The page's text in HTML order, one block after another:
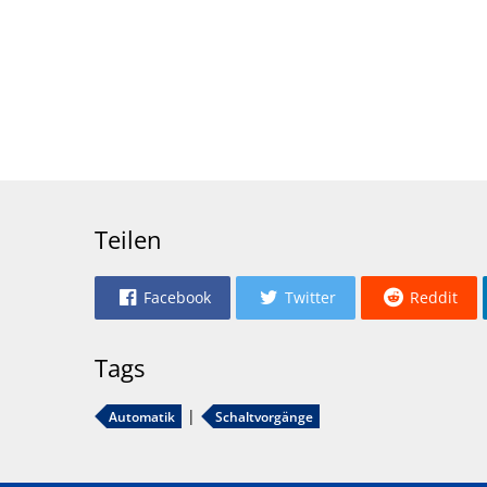
Teilen
Facebook Twitter Reddit
Tags
Automatik Schaltvorgänge